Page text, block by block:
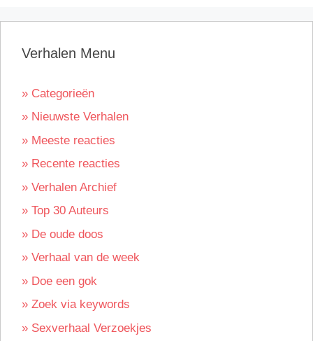
Verhalen Menu
» Categorieën
» Nieuwste Verhalen
» Meeste reacties
» Recente reacties
» Verhalen Archief
» Top 30 Auteurs
» De oude doos
» Verhaal van de week
» Doe een gok
» Zoek via keywords
» Sexverhaal Verzoekjes